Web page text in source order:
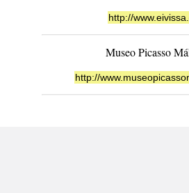
http://
Museo Picasso
http://